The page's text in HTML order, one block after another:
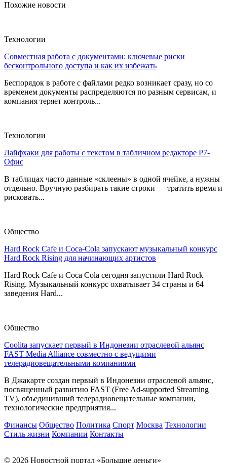
Похожие новости
Технологии
Совместная работа с документами: ключевые риски
бесконтрольного доступа и как их избежать
Беспорядок в работе с файлами редко возникает сразу, но со
временем документы распределяются по разным сервисам, и
компания теряет контроль...
Технологии
Лайфхаки для работы с текстом в табличном редакторе Р7-
Офис
В таблицах часто данные «склеены» в одной ячейке, а нужны
отдельно. Вручную разбирать такие строки — тратить время и
рисковать...
Общество
Hard Rock Cafe и Coca-Cola запускают музыкальный конкурс
Hard Rock Rising для начинающих артистов
Hard Rock Cafe и Coca Cola сегодня запустили Hard Rock
Rising. Музыкальный конкурс охватывает 34 страны и 64
заведения Hard...
Общество
Coolita запускает первый в Индонезии отраслевой альянс
FAST Media Alliance совместно с ведущими
телерадиовещательными компаниями
В Джакарте создан первый в Индонезии отраслевой альянс,
посвященный развитию FAST (Free Ad-supported Streaming
TV), объединивший телерадиовещательные компании,
технологические предприятия...
Финансы Общество Политика Спорт Москва Технологии
Стиль жизни Компании Контакты
© 2026 Новостной портал «Большие деньги»